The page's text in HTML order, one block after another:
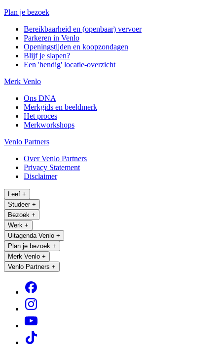
Plan je bezoek
Bereikbaarheid en (openbaar) vervoer
Parkeren in Venlo
Openingstijden en koopzondagen
Blijf je slapen?
Een 'hendig' locatie-overzicht
Merk Venlo
Ons DNA
Merkgids en beeldmerk
Het proces
Merkworkshops
Venlo Partners
Over Venlo Partners
Privacy Statement
Disclaimer
Leef +
Studeer +
Bezoek +
Werk +
Uitagenda Venlo +
Plan je bezoek +
Merk Venlo +
Venlo Partners +